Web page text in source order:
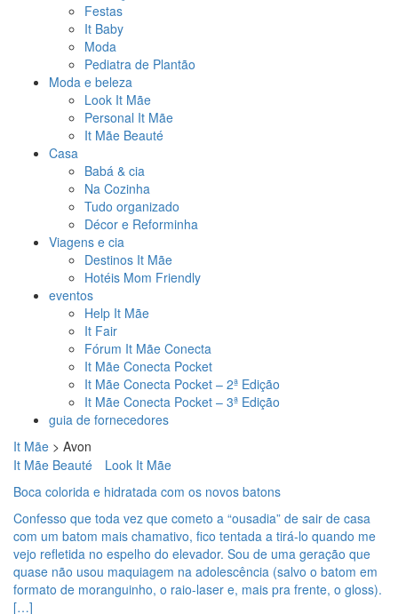
Festas
It Baby
Moda
Pediatra de Plantão
Moda e beleza
Look It Mãe
Personal It Mãe
It Mãe Beauté
Casa
Babá & cia
Na Cozinha
Tudo organizado
Décor e Reforminha
Viagens e cia
Destinos It Mãe
Hotéis Mom Friendly
eventos
Help It Mãe
It Fair
Fórum It Mãe Conecta
It Mãe Conecta Pocket
It Mãe Conecta Pocket – 2ª Edição
It Mãe Conecta Pocket – 3ª Edição
guia de fornecedores
It Mãe > Avon
It Mãe Beauté
Look It Mãe
Boca colorida e hidratada com os novos batons
Confesso que toda vez que cometo a “ousadia” de sair de casa
com um batom mais chamativo, fico tentada a tirá-lo quando me
vejo refletida no espelho do elevador. Sou de uma geração que
quase não usou maquiagem na adolescência (salvo o batom em
formato de moranguinho, o raio-laser e, mais pra frente, o gloss).
[…]